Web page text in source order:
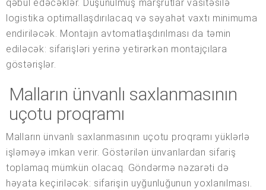
qəbul edəcəklər. Düşünülmüş marşrutlar vasitəsilə
logistika optimallaşdırılacaq və səyahət vaxtı minimuma
endiriləcək. Montajın avtomatlaşdırılması da təmin
ediləcək: sifarişləri yerinə yetirərkən montajçılara
göstərişlər.
Malların ünvanlı saxlanmasının
uçotu proqramı
Malların ünvanlı saxlanmasının uçotu proqramı yüklərlə
işləməyə imkan verir. Göstərilən ünvanlardan sifariş
toplamaq mümkün olacaq. Göndərmə nəzarəti də
həyata keçiriləcək: sifarişin uyğunluğunun yoxlanılması.